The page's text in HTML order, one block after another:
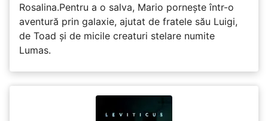
Rosalina.Pentru a o salva, Mario pornește într-o
aventură prin galaxie, ajutat de fratele său Luigi,
de Toad și de micile creaturi stelare numite
Lumas.